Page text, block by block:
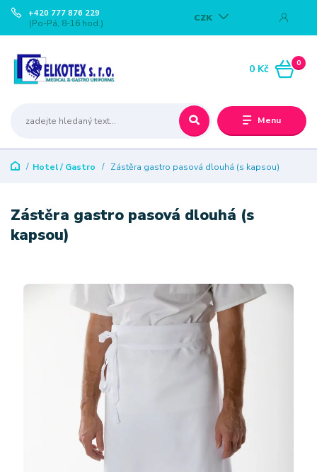
Menu
CZK
+420 777 876 229
(Po-Pá, 8-16 hod.)
0
0 Kč
Hotel / Gastro Zástěra gastro pasová dlouhá (s kapsou)
Zástěra gastro pasová dlouhá (s
kapsou)